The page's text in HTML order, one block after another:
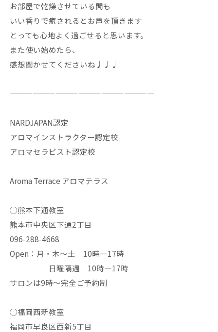
お部屋で乾燥させている間も
いい香りで癒されるとお声を頂きます
とっても心地よく過ごせると思います。
また使い始めたら、
感想聞かせてくださいね♩♩♩
———————————————————
NARDJAPAN認定
アロマインストラクター認定校
アロマセラピスト認定校
Aroma Terrace アロマテラス
◯熊本下通教室
熊本市中央区下通2丁目
096-288-4668
Open：月・木〜土 10時—17時
日曜隔週 10時—17時
サロンは9時〜完全ご予約制
◯福岡西新教室
福岡市早良区西新5丁目